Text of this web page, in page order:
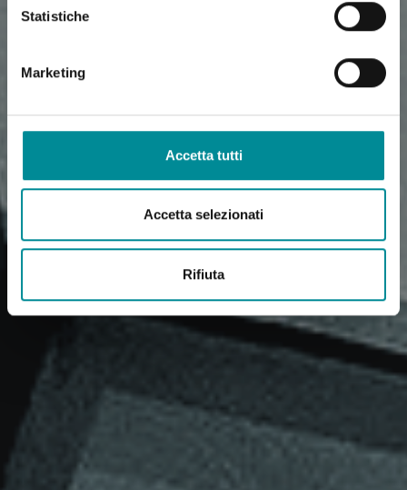
Statistiche
Marketing
Accetta tutti
Accetta selezionati
Rifiuta